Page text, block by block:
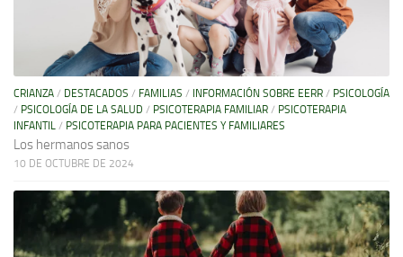
CRIANZA / DESTACADOS / FAMILIAS / INFORMACIÓN SOBRE EERR / PSICOLOGÍA
/ PSICOLOGÍA DE LA SALUD / PSICOTERAPIA FAMILIAR / PSICOTERAPIA
INFANTIL / PSICOTERAPIA PARA PACIENTES Y FAMILIARES
Los hermanos sanos
10 DE OCTUBRE DE 2024